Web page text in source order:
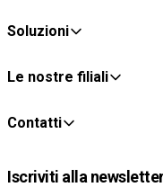
Soluzioni
Le nostre filiali
Contatti
Iscriviti alla